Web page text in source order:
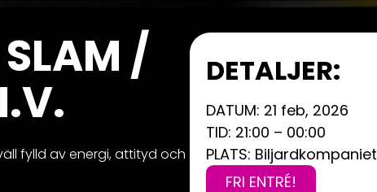
SLAM /
fylld av energi, attityd och
DETALJER:
DATUM: 21 feb, 2026
TID: 21:00 – 00:00
PLATS: Biljardkompaniet
FRI ENTRÉ!